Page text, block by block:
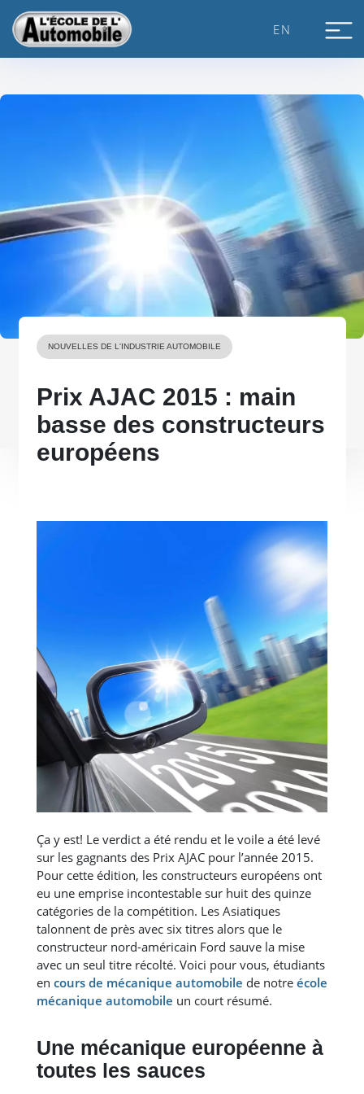
content
EN
NOUVELLES DE L'INDUSTRIE AUTOMOBILE
Prix AJAC 2015 : main
basse des constructeurs
européens
Ça y est! Le verdict a été rendu et le voile a été levé
sur les gagnants des Prix AJAC pour l’année 2015.
Pour cette édition, les constructeurs européens ont
eu une emprise incontestable sur huit des quinze
catégories de la compétition. Les Asiatiques
talonnent de près avec six titres alors que le
constructeur nord-américain Ford sauve la mise
avec un seul titre récolté. Voici pour vous, étudiants
en cours de mécanique automobile de notre école
mécanique automobile un court résumé.
Une mécanique européenne à
toutes les sauces